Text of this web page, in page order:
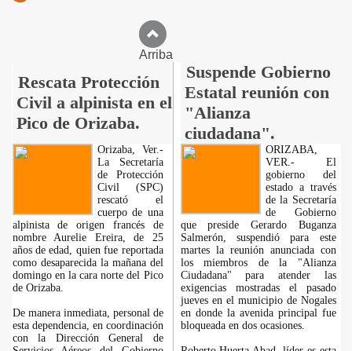
Arriba
Rescata Protección
Civil a alpinista en el
Pico de Orizaba.
Suspende Gobierno
Estatal reunión con
"Alianza
ciudadana".
Orizaba, Ver.-
La Secretaría
de Protección
Civil (SPC)
rescató el
cuerpo de una
alpinista de origen francés de
nombre Aurelie Ereira, de 25
años de edad, quien fue reportada
como desaparecida la mañana del
domingo en la cara norte del Pico
de Orizaba.
De manera inmediata, personal de
esta dependencia, en coordinación
con la Dirección General de
ORIZABA,
VER.- El
gobierno del
estado a través
de la Secretaría
de Gobierno
que preside Gerardo Buganza
Salmerón, suspendió para este
martes la reunión anunciada con
los miembros de la "Alianza
Ciudadana" para atender las
exigencias mostradas el pasado
jueves en el municipio de Nogales
en donde la avenida principal fue
bloqueada en dos ocasiones.